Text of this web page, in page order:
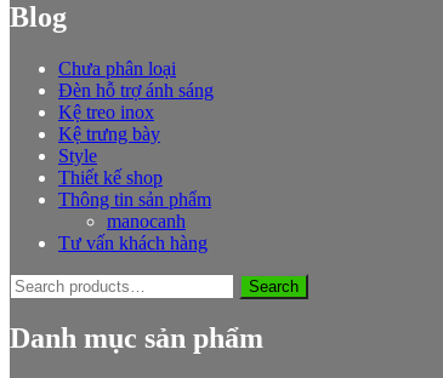
Blog
Chưa phân loại
Đèn hỗ trợ ánh sáng
Kệ treo inox
Kệ trưng bày
Style
Thiết kế shop
Thông tin sản phẩm
manocanh
Tư vấn khách hàng
Search
for:
Search
Danh mục sản phẩm